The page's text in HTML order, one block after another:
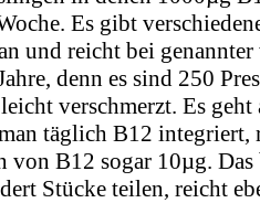
Es gibt
und reicht bei
denn es sind 250
verschmerzt. Es geht
täglich B12 integriert,
von B12 sogar 10µg.
Stücke teilen, reicht